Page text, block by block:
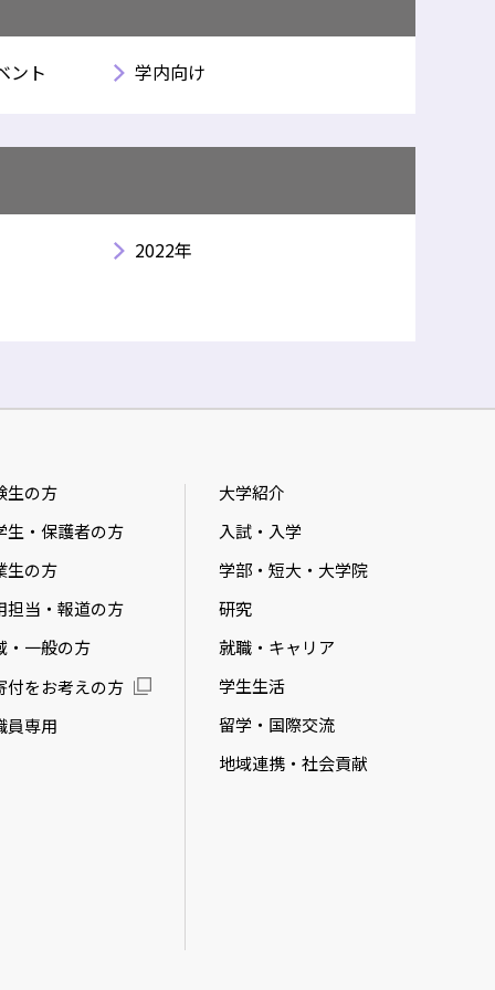
ント 学内向け
2022年
生の方
生・保護者の方
生の方
担当・報道の方
・一般の方
付をお考えの方
員専用
大学紹介
入試・入学
学部・短大・大学院
研究
就職・キャリア
学生生活
留学・国際交流
地域連携・社会貢献